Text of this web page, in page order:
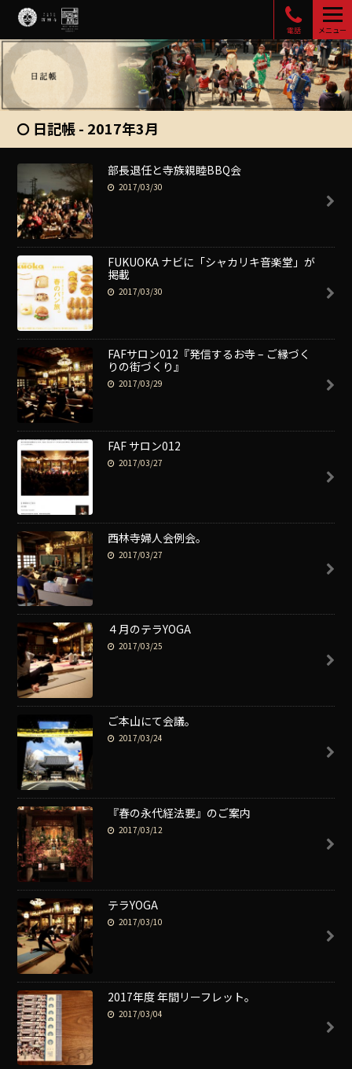
電話 メニュー
日記帳 - 2017年3月
部長退任と寺族親睦BBQ会
2017/03/30
FUKUOKA ナビに「シャカリキ音楽堂」が
掲載
2017/03/30
FAFサロン012『発信するお寺 – ご縁づく
りの街づくり』
2017/03/29
FAF サロン012
2017/03/27
西林寺婦人会例会。
2017/03/27
４月のテラYOGA
2017/03/25
ご本山にて会議。
2017/03/24
『春の永代経法要』のご案内
2017/03/12
テラYOGA
2017/03/10
2017年度 年間リーフレット。
2017/03/04